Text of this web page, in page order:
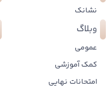
نشانک
وبلاگ
عمومی
کمک آموزشی
امتحانات نهایی